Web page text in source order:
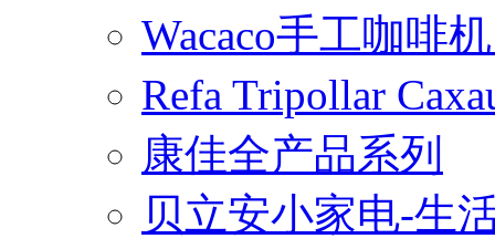
Wacaco手工咖啡
Refa Tripollar
康佳全产品系列
贝立安小家电-生